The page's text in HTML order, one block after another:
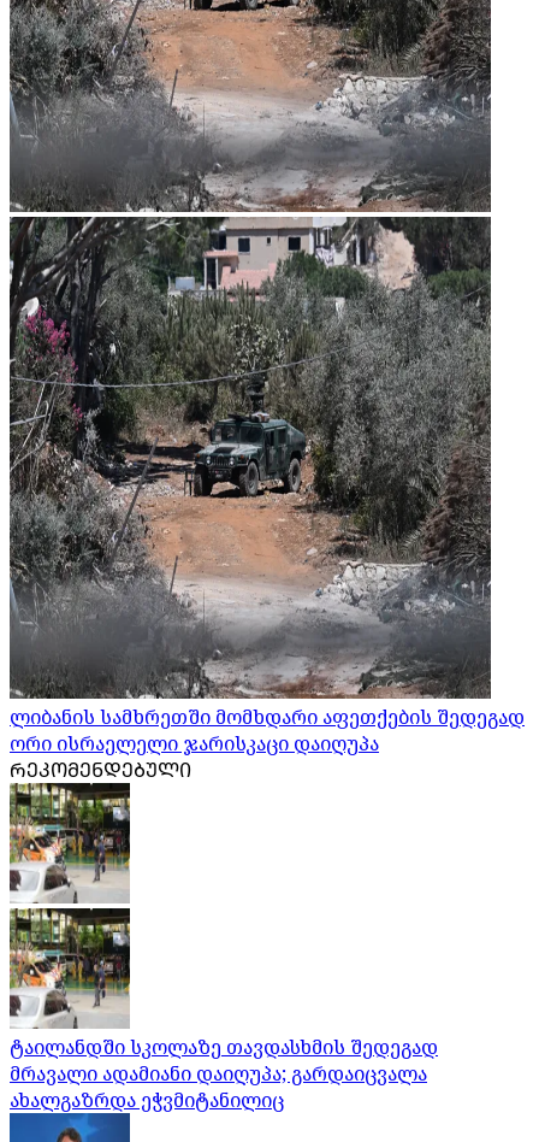
ლიბანის სამხრეთში მომხდარი აფეთქების შედეგად
ორი ისრაელელი ჯარისკაცი დაიღუპა
ᲠᲔᲙᲝᲛᲔᲜᲓᲔᲑᲣᲚᲘ
ტაილანდში სკოლაზე თავდასხმის შედეგად
მრავალი ადამიანი დაიღუპა; გარდაიცვალა
ახალგაზრდა ეჭვმიტანილიც